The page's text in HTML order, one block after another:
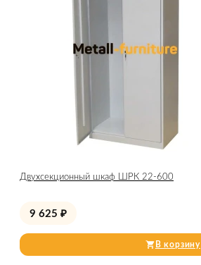
Двухсекционный шкаф ШРК 22-600
9 625 ₽
В корзину